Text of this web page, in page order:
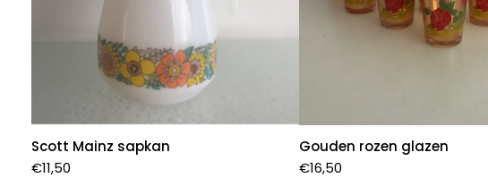
Scott Mainz sapkan
€11,50
Gouden rozen glazen
€16,50